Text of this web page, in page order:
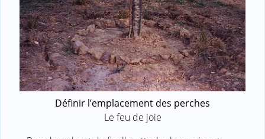
Définir l’emplacement des perches
Le feu de joie